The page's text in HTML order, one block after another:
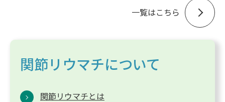
一覧はこちら
関節リウマチについて
関節リウマチとは